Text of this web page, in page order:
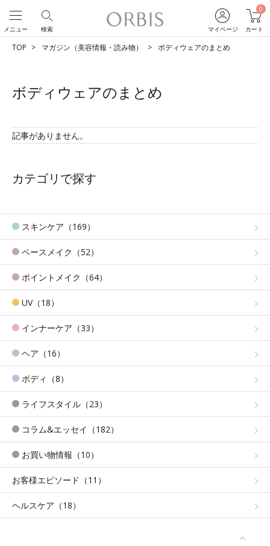
マイページ
0
カート
検索
メニュー
TOP マガジン（美容情報・読み物） ボディウェアのまとめ
ボディウェアのまとめ
記事がありません。
カテゴリで探す
スキンケア（169）
ベースメイク（52）
ポイントメイク（64）
UV（18）
インナーケア（33）
ヘア（16）
ボディ（8）
ライフスタイル（23）
コラム&エッセイ（182）
お買い物情報（10）
お客様エピソード（11）
ヘルスケア（18）